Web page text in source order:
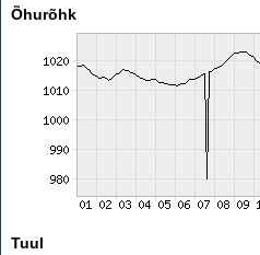
Õhurõhk
Tuul